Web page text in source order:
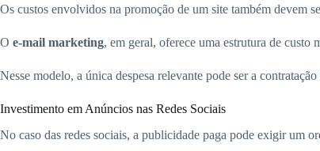
Os custos envolvidos na promoção de um site também devem
O e-mail marketing, em geral, oferece uma estrutura de custo
Nesse modelo, a única despesa relevante pode ser a
Investimento em Anúncios nas Redes Sociais
No caso das redes sociais, a publicidade paga pode exigir um